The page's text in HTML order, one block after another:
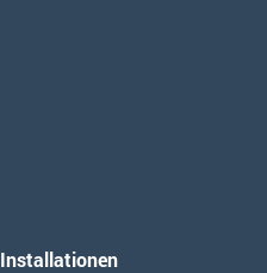
Installationen